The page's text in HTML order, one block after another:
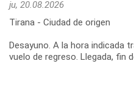
ju, 20.08.2026
Tirana - Ciudad de origen
Desayuno. A la hora indicada